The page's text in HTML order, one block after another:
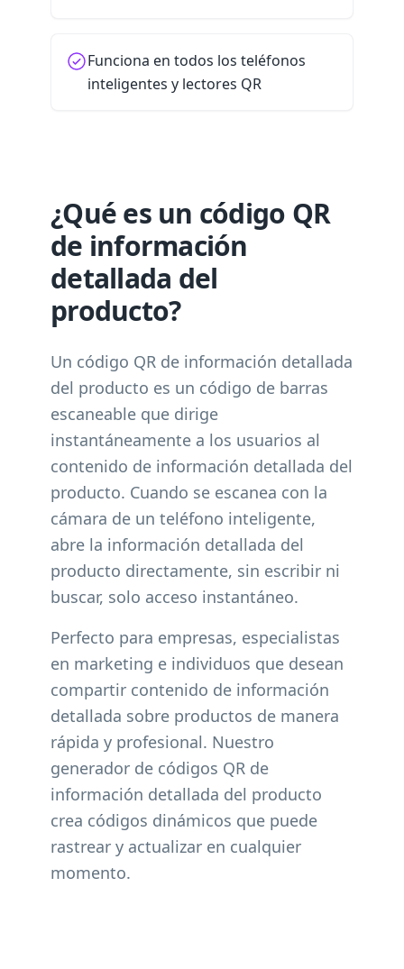
Funciona en todos los teléfonos
inteligentes y lectores QR
¿Qué es un código QR
de información
detallada del
producto?
Un código QR de información detallada
del producto es un código de barras
escaneable que dirige
instantáneamente a los usuarios al
contenido de información detallada del
producto. Cuando se escanea con la
cámara de un teléfono inteligente,
abre la información detallada del
producto directamente, sin escribir ni
buscar, solo acceso instantáneo.
Perfecto para empresas, especialistas
en marketing e individuos que desean
compartir contenido de información
detallada sobre productos de manera
rápida y profesional. Nuestro
generador de códigos QR de
información detallada del producto
crea códigos dinámicos que puede
rastrear y actualizar en cualquier
momento.